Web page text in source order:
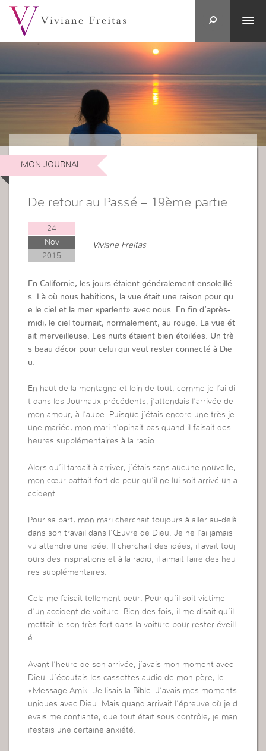
MON JOURNAL
De retour au Passé – 19ème partie
24
Nov
2015
Viviane Freitas
En Californie, les jours étaient généralement ensoleillé
s. Là où nous habitions, la vue était une raison pour qu
e le ciel et la mer «parlent» avec nous. En fin d’après-
midi, le ciel tournait, normalement, au rouge. La vue ét
ait merveilleuse. Les nuits étaient bien étoilées. Un trè
s beau décor pour celui qui veut rester connecté à Die
u.
En haut de la montagne et loin de tout, comme je l’ai di
t dans les Journaux précédents, j’attendais l’arrivée de
mon amour, à l’aube. Puisque j’étais encore une très je
une mariée, mon mari n’opinait pas quand il faisait des
heures supplémentaires à la radio.
Alors qu’il tardait à arriver, j’étais sans aucune nouvelle,
mon cœur battait fort de peur qu’il ne lui soit arrivé un a
ccident.
Pour sa part, mon mari cherchait toujours à aller au-delà
dans son travail dans l’Œuvre de Dieu. Je ne l’ai jamais
vu attendre une idée. Il cherchait des idées, il avait touj
ours des inspirations et à la radio, il aimait faire des heu
res supplémentaires.
Cela me faisait tellement peur. Peur qu’il soit victime
d’un accident de voiture. Bien des fois, il me disait qu’il
mettait le son très fort dans la voiture pour rester éveill
é.
Avant l’heure de son arrivée, j’avais mon moment avec
Dieu. J’écoutais les cassettes audio de mon père, le
«Message Ami». Je lisais la Bible. J’avais mes moments
uniques avec Dieu. Mais quand arrivait l’épreuve où je d
evais me confiante, que tout était sous contrôle, je man
ifestais une certaine anxiété.